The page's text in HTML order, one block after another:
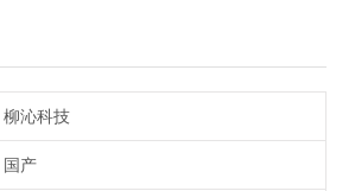
柳沁科技
国产